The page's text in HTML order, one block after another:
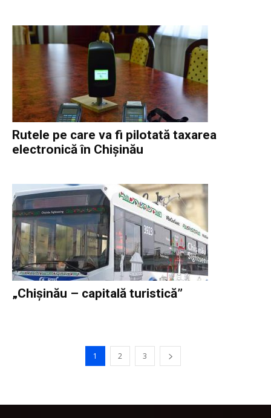
Rutele pe care va fi pilotată taxarea
electronică în Chișinău
„Chișinău – capitală turistică”
1 2 3